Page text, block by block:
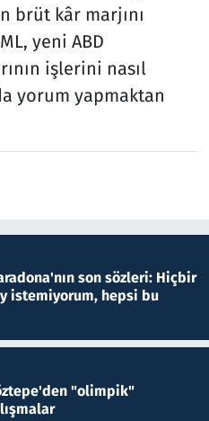
brüt kâr marjını
yeni ABD
işlerini nasıl
yorum yapmaktan
son sözleri: Hiçbir
istemiyorum, hepsi bu
"olimpik"